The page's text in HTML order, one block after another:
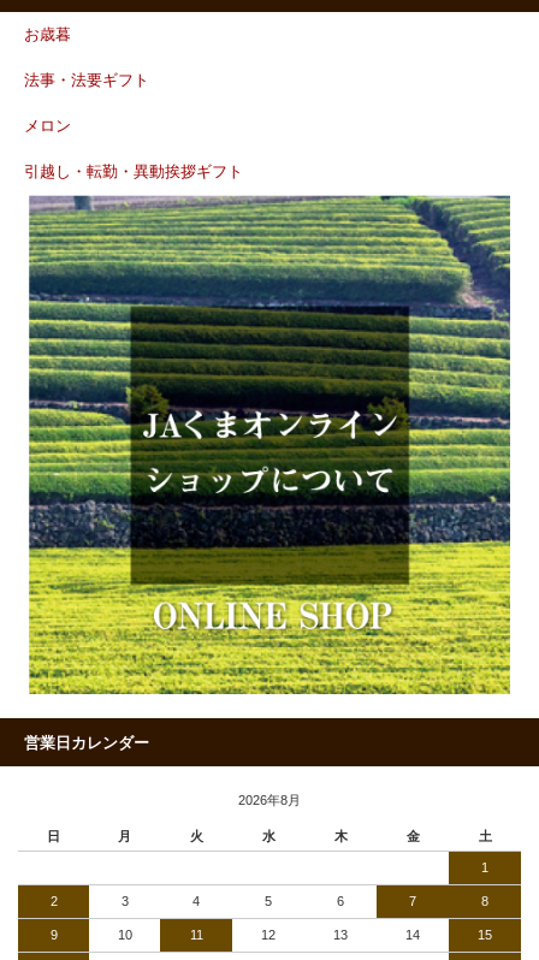
お歳暮
法事・法要ギフト
メロン
引越し・転勤・異動挨拶ギフト
営業日カレンダー
2026年8月
日 月 火 水 木 金 土
1
2 3 4 5 6 7 8
9 10 11 12 13 14 15